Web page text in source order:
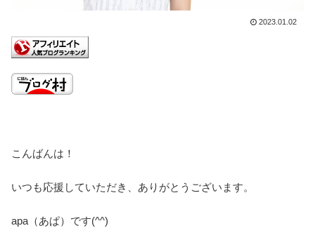
2023.01.02
こんばんは！
いつも応援していただき、ありがとうございます。
apa（あぱ）です(^^)